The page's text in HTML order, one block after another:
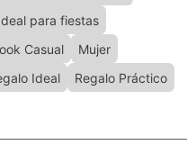
para fiestas
Casual
Mujer
Ideal
Regalo Práctico